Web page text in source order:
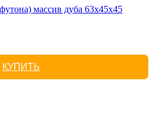
массив дуба 63х45х45
КУПИТЬ